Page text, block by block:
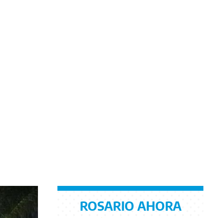
ROSARIO AHORA